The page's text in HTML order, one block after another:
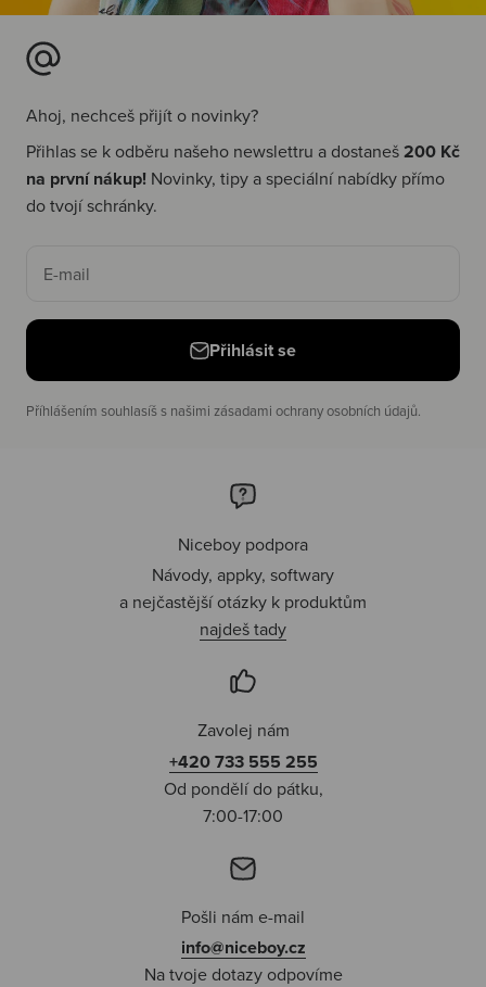
Ahoj, nechceš přijít o novinky?
Přihlas se k odběru našeho newslettru a dostaneš200 Kč
na první nákup! Novinky, tipy a speciální nabídky přímo
do tvojí schránky.
E-mail
Přihlásit se
Příhlášením souhlasíš s našimi zásadami ochrany osobních údajů.
Niceboy podpora
Návody, appky, softwary
a nejčastější otázky k produktům
najdeš tady
Zavolej nám
+420 733 555 255
Od pondělí do pátku,
7:00-17:00
Pošli nám e-mail
info@niceboy.cz
Na tvoje dotazy odpovíme